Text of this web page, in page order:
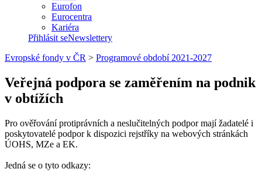
Eurofon
Eurocentra
Kariéra
Přihlásit seNewslettery
Evropské fondy v ČR > Programové období 2021-2027
Veřejná podpora se zaměřením na podnik
v obtížích
Pro ověřování protiprávních a neslučitelných podpor mají žadatelé i
poskytovatelé podpor k dispozici rejstříky na webových stránkách
ÚOHS, MZe a EK.
Jedná se o tyto odkazy: